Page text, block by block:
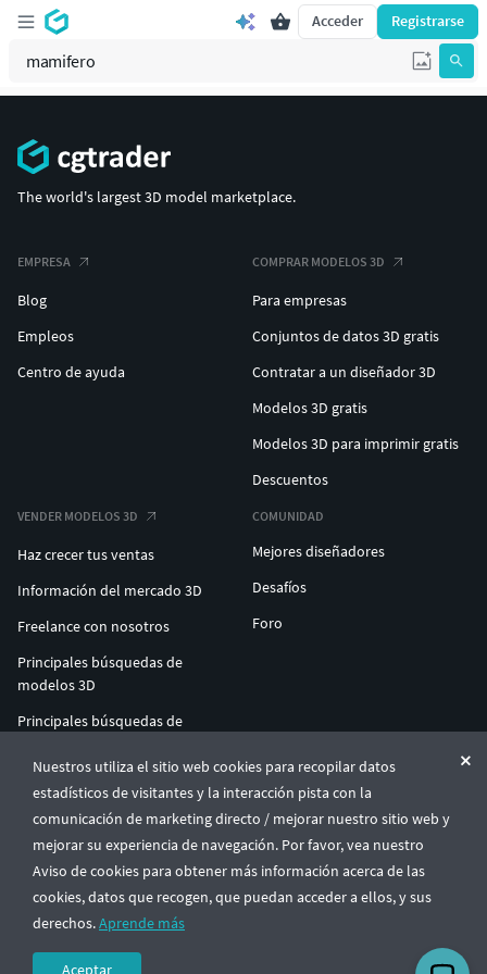
Acceder Registrarse
Nuestros utiliza el sitio web cookies para recopilar datos
estadísticos de visitantes y la interacción pista con la
comunicación de marketing directo / mejorar nuestro sitio web y
mejorar su experiencia de navegación. Por favor, vea nuestro
Aviso de cookies para obtener más información acerca de las
cookies, datos que recogen, que puedan acceder a ellos, y sus
derechos.Aprende más
Aceptar
The world's largest 3D model marketplace.
EMPRESA
Blog
Empleos
Centro de ayuda
COMPRAR MODELOS 3D
Para empresas
Conjuntos de datos 3D gratis
Contratar a un diseñador 3D
Modelos 3D gratis
Modelos 3D para imprimir gratis
Descuentos
VENDER MODELOS 3D
Haz crecer tus ventas
Información del mercado 3D
Freelance con nosotros
Principales búsquedas de
modelos 3D
Principales búsquedas de
COMUNIDAD
Mejores diseñadores
Desafíos
Foro
ENTERPRISE 3D AT SCALE
© CGTrader 2011-2026
UAB CGTrader, Antakalnio st. 17, Vilnius, Lithuania
Términos y condicionesPolítica de privacidad🇪🇸 Español